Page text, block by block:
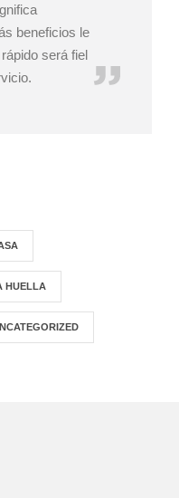
beneficios le
será fiel
HUELLA